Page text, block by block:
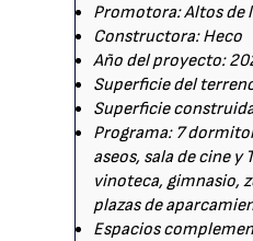
Promotora: Altos de
Constructora: Heco
Año del proyecto:
Superficie del
Superficie
Programa: 7
aseos, sala de cine y
vinoteca, gimnasio,
plazas de
Espacios